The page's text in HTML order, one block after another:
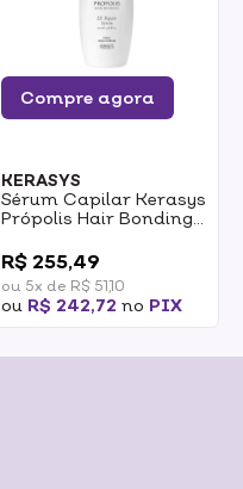
Compre agora
KERASYS
Sérum Capilar Kerasys
Própolis Hair Bonding
R$ 255,49
ou 5x de R$ 51,10
ou R$ 242,72 no PIX